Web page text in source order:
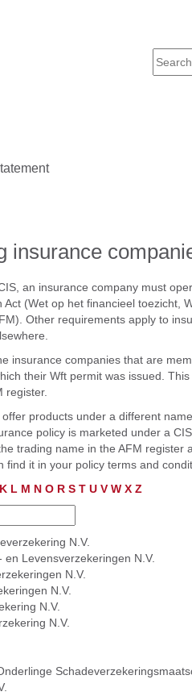
insurance
an insurance company must
Act (Wet op het financieel toezicht,
Other requirements apply to
insurance companies that are
their Wft permit was issued.
register.
products under a different
policy is marketed under a
trading name in the AFM register
find it in your policy terms and
K L M N O R S T U V W X Z
N.V.
en Levensverzekeringen N.V.
N.V.
N.V.
N.V.
N.V.